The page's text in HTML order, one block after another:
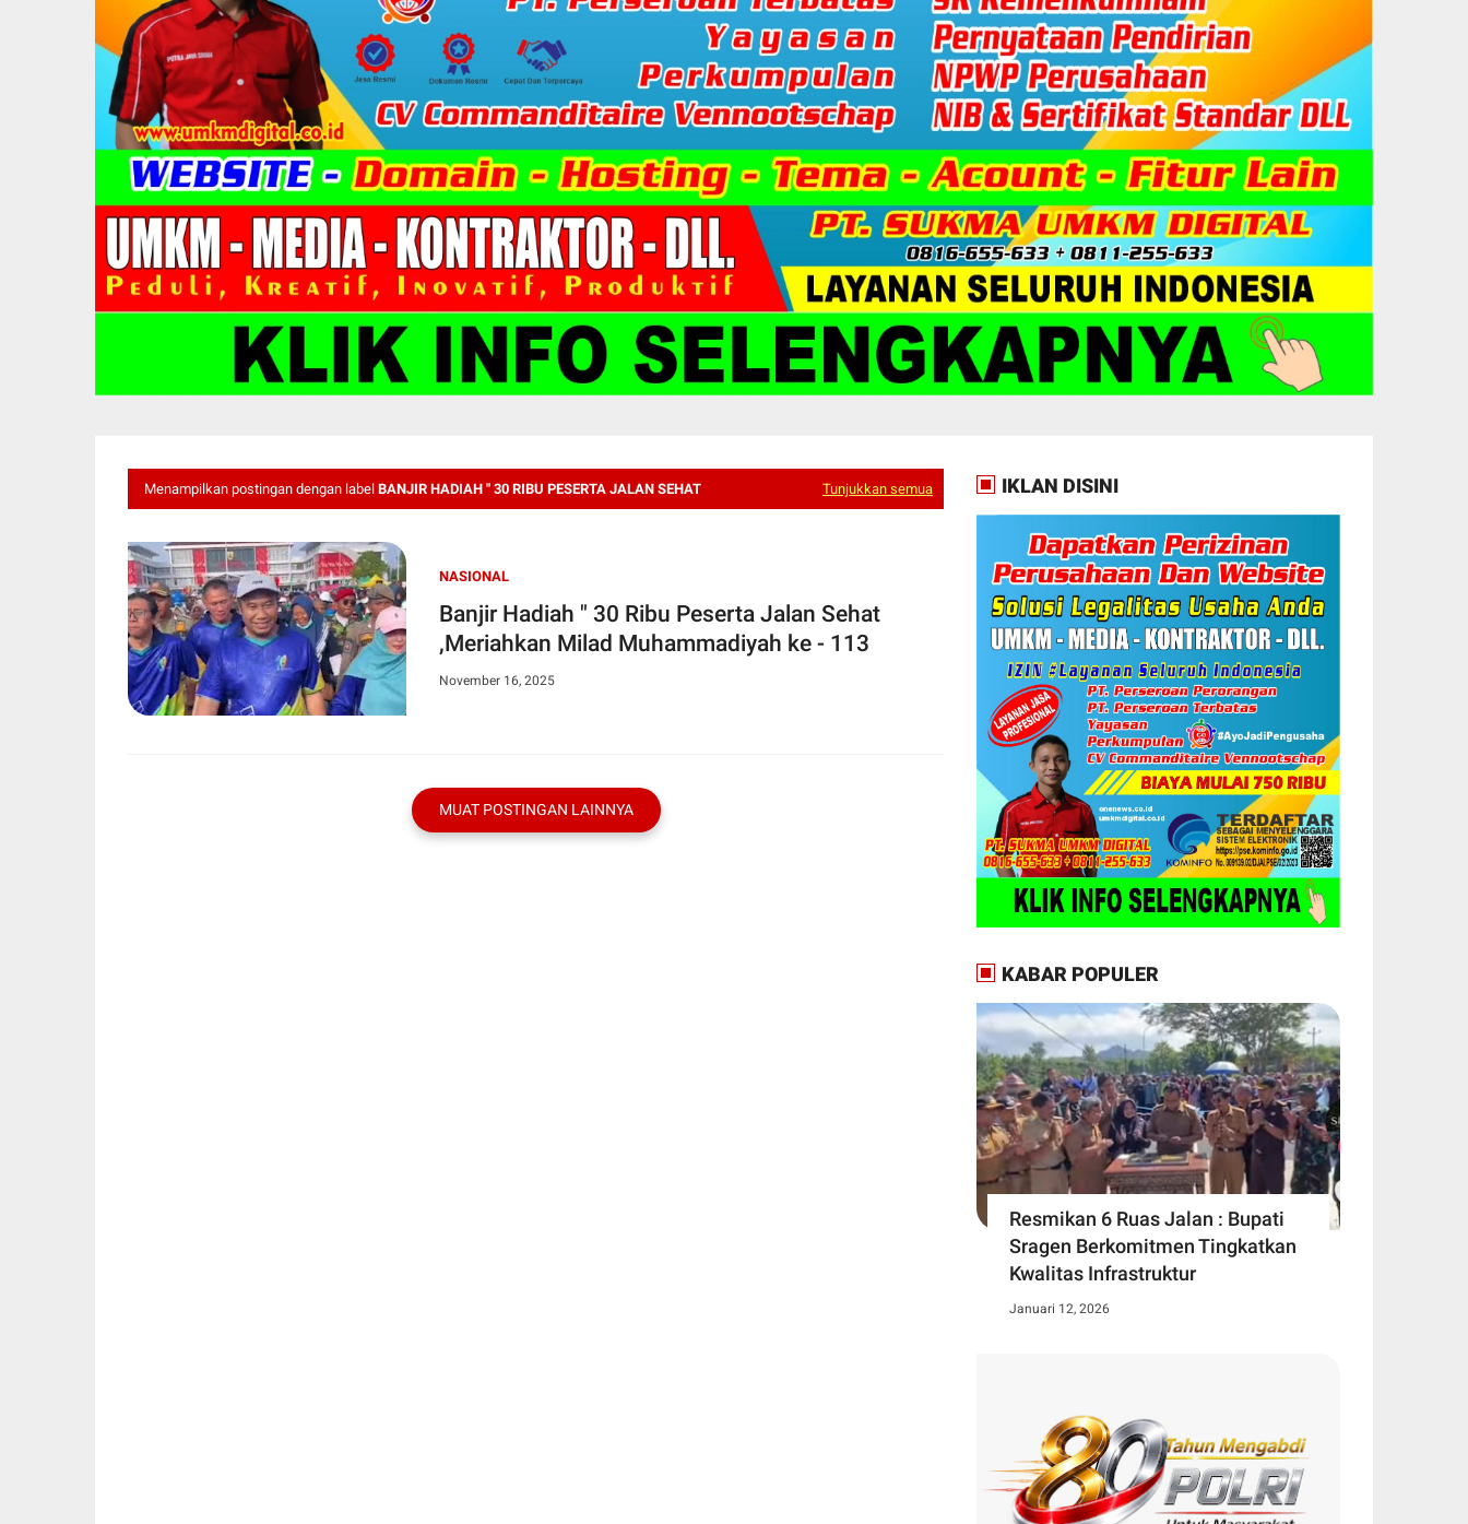
Menampilkan postingan dengan label BANJIR HADIAH " 30 RIBU PESERTA JALAN SEHAT Tunjukkan semua
NASIONAL
Banjir Hadiah " 30 Ribu Peserta Jalan Sehat
,Meriahkan Milad Muhammadiyah ke - 113
November 16, 2025
MUAT POSTINGAN LAINNYA
IKLAN DISINI
KABAR POPULER
Resmikan 6 Ruas Jalan : Bupati
Sragen Berkomitmen Tingkatkan
Kwalitas Infrastruktur
Januari 12, 2026